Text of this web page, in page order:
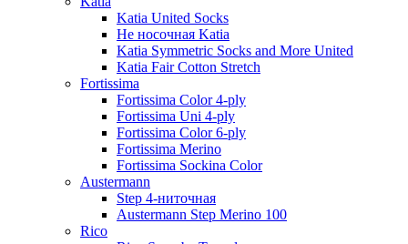
Katia United Socks
Не носочная Katia
Katia Symmetric Socks and More United
Katia Fair Cotton Stretch
Fortissima
Fortissima Color 4-ply
Fortissima Uni 4-ply
Fortissima Color 6-ply
Fortissima Merino
Fortissima Sockina Color
Austermann
Step 4-ниточная
Austermann Step Merino 100
Rico